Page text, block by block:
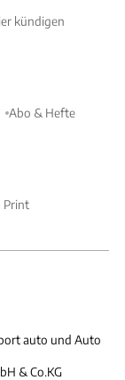
kündigen
Abo & Hefte
Print
auto und Auto
& Co.KG